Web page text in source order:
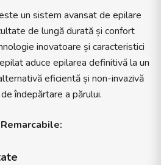
un sistem avansat de epilare
de lungă durată și confort
inovatoare și caracteristici
aduce epilarea definitivă la un
eficientă și non-invazivă
îndepărtare a părului.